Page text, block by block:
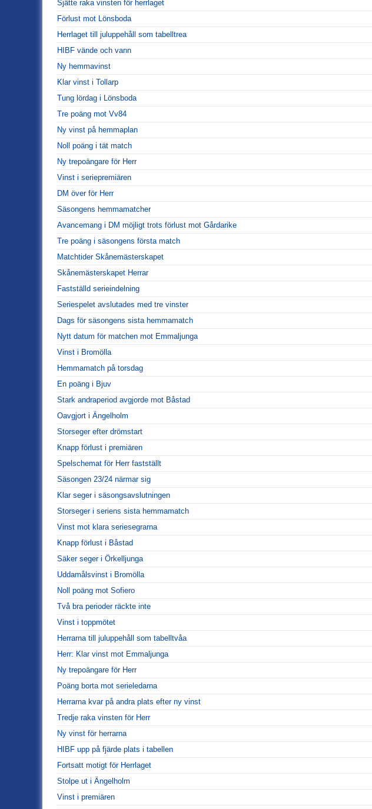
Sjätte raka vinsten för herrlaget
Förlust mot Lönsboda
Herrlaget till juluppehåll som tabelltrea
HIBF vände och vann
Ny hemmavinst
Klar vinst i Tollarp
Tung lördag i Lönsboda
Tre poäng mot Vv84
Ny vinst på hemmaplan
Noll poäng i tät match
Ny trepoängare för Herr
Vinst i seriepremiären
DM över för Herr
Säsongens hemmamatcher
Avancemang i DM möjligt trots förlust mot Gårdarike
Tre poäng i säsongens första match
Matchtider Skånemästerskapet
Skånemästerskapet Herrar
Fastställd serieindelning
Seriespelet avslutades med tre vinster
Dags för säsongens sista hemmamatch
Nytt datum för matchen mot Emmaljunga
Vinst i Bromölla
Hemmamatch på torsdag
En poäng i Bjuv
Stark andraperiod avgjorde mot Båstad
Oavgjort i Ängelholm
Storseger efter drömstart
Knapp förlust i premiären
Spelschemat för Herr fastställt
Säsongen 23/24 närmar sig
Klar seger i säsongsavslutningen
Storseger i seriens sista hemmamatch
Vinst mot klara seriesegrarna
Knapp förlust i Båstad
Säker seger i Örkelljunga
Uddamålsvinst i Bromölla
Noll poäng mot Sofiero
Två bra perioder räckte inte
Vinst i toppmötet
Herrarna till juluppehåll som tabelltvåa
Herr: Klar vinst mot Emmaljunga
Ny trepoängare för Herr
Poäng borta mot serieledarna
Herrarna kvar på andra plats efter ny vinst
Tredje raka vinsten för Herr
Ny vinst för herrarna
HIBF upp på fjärde plats i tabellen
Fortsatt motigt för Herrlaget
Stolpe ut i Ängelholm
Vinst i premiären